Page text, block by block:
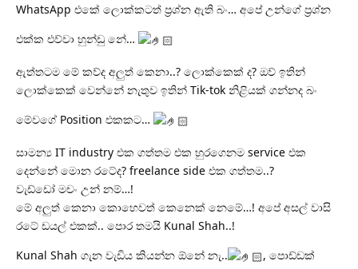
WhatsApp එකේ ලොක්කටත් ප්‍රශ්න ඇති බං… අපේ උන්ගේ ප්‍රශ්න
එක්ක එව්වා හුන්ඩු නේ…
ඇත්තටම මේ කව්ද අලුත් කෙනා..? ලොක්කෙක් ද? ඔව් ඉතින්
ලොක්කෙක් වෙන්නේ නැතුව ඉතින් Tik-tok නිළියක් ගන්නද බං
මේවගේ Position එකකට…
සාමන්‍ය IT industry එක ගත්තම එක හුරගෙනම service එක
දෙන්නේ මොන රටේද? freelance side එක ගත්තම..?
වැඩ්ඩෝ මචං උන් නම්…!
මේ අලුත් කෙනා කොහෙවත් කෙනෙක් නෙමේ…! අපේ අසල් වාසි
රටේ ඩයල් එකක්.. පොර තමයි Kunal Shah..!
Kunal Shah ගැන වැඩිය කියන්න ඕනේ නැ..
, පොඩ්ඩක්